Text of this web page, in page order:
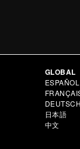
GLOBAL
ESPAÑOL
日本語
中文